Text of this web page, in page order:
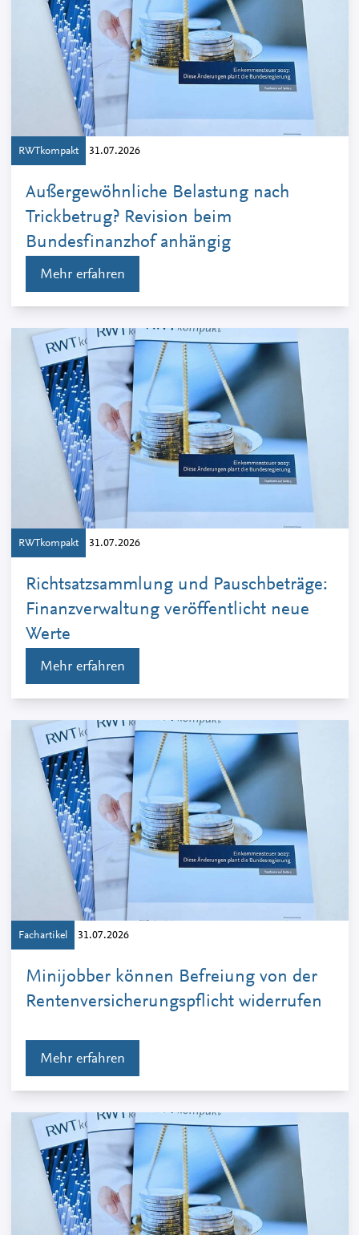
RWTkompakt 31.07.2026
Außergewöhnliche Belastung nach
Trickbetrug? Revision beim
Bundesfinanzhof anhängig
Mehr erfahren
RWTkompakt 31.07.2026
Richtsatzsammlung und Pauschbeträge:
Finanzverwaltung veröffentlicht neue
Werte
Mehr erfahren
Fachartikel 31.07.2026
Minijobber können Befreiung von der
Rentenversicherungspflicht widerrufen
Mehr erfahren